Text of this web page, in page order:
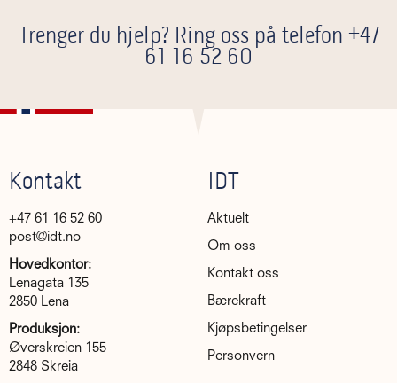
Trenger du hjelp? Ring oss på telefon +47
61 16 52 60
Kontakt
+47 61 16 52 60
post@idt.no
Hovedkontor:
Lenagata 135
2850 Lena
Produksjon:
Øverskreien 155
2848 Skreia
IDT
Aktuelt
Om oss
Kontakt oss
Bærekraft
Kjøpsbetingelser
Personvern